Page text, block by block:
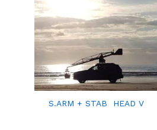
S.ARM + STAB HEAD V